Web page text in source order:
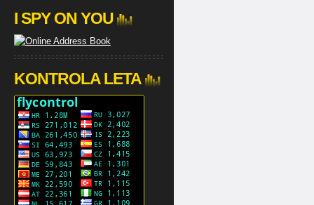
I SPY ON YOU
KONTROLA LETA